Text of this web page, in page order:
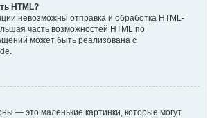
HTML?
невозможны отправка и обработка HTML-
часть возможностей HTML по
может быть реализована с
— это маленькие картинки, которые могут